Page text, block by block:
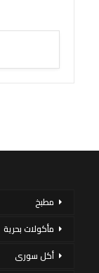
مطبخ
مأكولات بحرية
أكل سورى